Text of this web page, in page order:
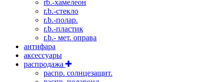
rb.-хамелеон
r.b.-стекло
r.b.-полар.
r.b.-пластик
r.b.- мет. оправа
антифара
аксессуары
распродажа
распр. солнцезащит.